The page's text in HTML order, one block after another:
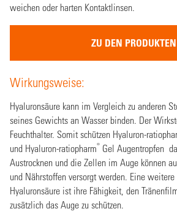
weichen oder harten Kontaktlinsen.
ZU DEN PRODUKTEN
Wirkungsweise:
Hyaluronsäure kann im Vergleich zu anderen
seines Gewichts an Wasser binden. Der
Feuchthalter. Somit schützen Hyaluron-
und Hyaluron-ratiopharm® Gel Augentropfen
Austrocknen und die Zellen im Auge können
und Nährstoffen versorgt werden. Eine
Hyaluronsäure ist ihre Fähigkeit, den
zusätzlich das Auge zu schützen.